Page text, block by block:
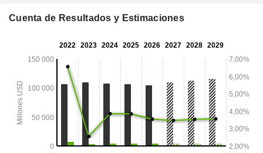
Cuenta de Resultados y Estimaciones